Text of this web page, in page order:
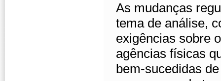
As mudanças
tema de análise,
exigências sobre
agências físicas
bem-sucedidas